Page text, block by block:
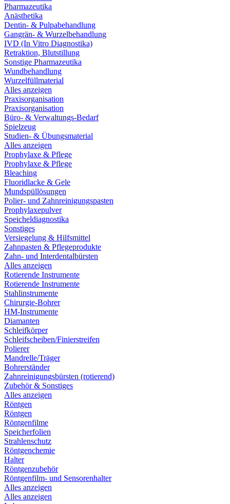
Pharmazeutika
Anästhetika
Dentin- & Pulpabehandlung
Gangrän- & Wurzelbehandlung
IVD (In Vitro Diagnostika)
Retraktion, Blutstillung
Sonstige Pharmazeutika
Wundbehandlung
Wurzelfüllmaterial
Alles anzeigen
Praxisorganisation
Praxisorganisation
Büro- & Verwaltungs-Bedarf
Spielzeug
Studien- & Übungsmaterial
Alles anzeigen
Prophylaxe & Pflege
Prophylaxe & Pflege
Bleaching
Fluoridlacke & Gele
Mundspüllösungen
Polier- und Zahnreinigungspasten
Prophylaxepulver
Speicheldiagnostika
Sonstiges
Versiegelung & Hilfsmittel
Zahnpasten & Pflegeprodukte
Zahn- und Interdentalbürsten
Alles anzeigen
Rotierende Instrumente
Rotierende Instrumente
Stahlinstrumente
Chirurgie-Bohrer
HM-Instrumente
Diamanten
Schleifkörper
Schleifscheiben/Finierstreifen
Polierer
Mandrelle/Träger
Bohrerständer
Zahnreinigungsbürsten (rotierend)
Zubehör & Sonstiges
Alles anzeigen
Röntgen
Röntgen
Röntgenfilme
Speicherfolien
Strahlenschutz
Röntgenchemie
Halter
Röntgenzubehör
Röntgenfilm- und Sensorenhalter
Alles anzeigen
Alles anzeigen